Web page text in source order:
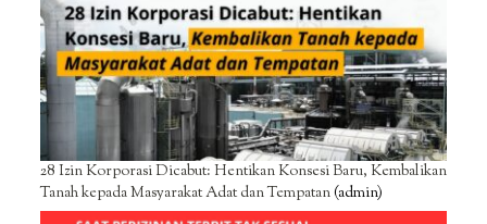
28 Izin Korporasi Dicabut: Hentikan Konsesi Baru, Kembalikan
Tanah kepada Masyarakat Adat dan Tempatan(admin)